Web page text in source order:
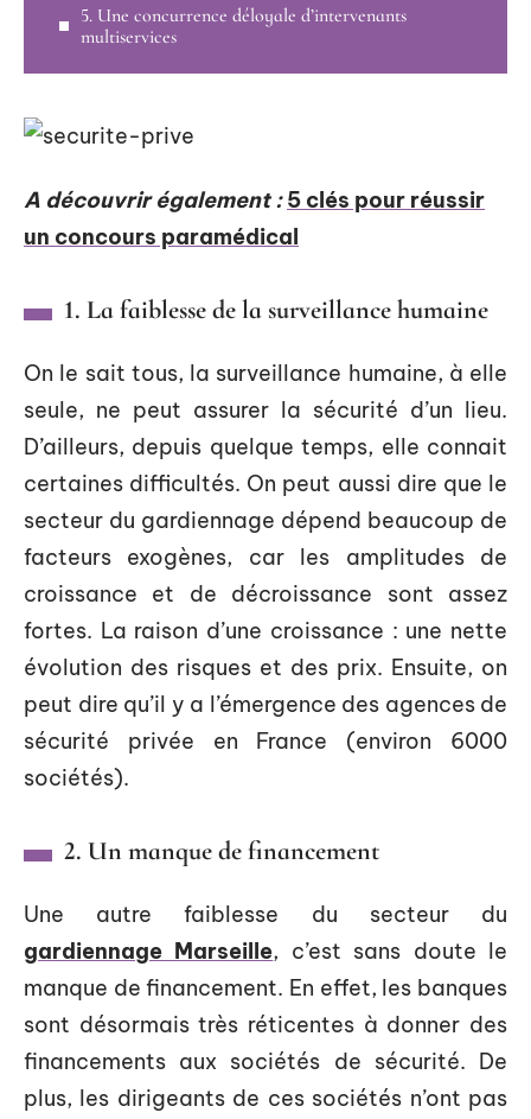
5. Une concurrence déloyale d’intervenants
multiservices
A découvrir également : 5 clés pour réussir
un concours paramédical
1. La faiblesse de la surveillance humaine
On le sait tous, la surveillance humaine, à elle
seule, ne peut assurer la sécurité d’un lieu.
D’ailleurs, depuis quelque temps, elle connait
certaines difficultés. On peut aussi dire que le
secteur du gardiennage dépend beaucoup de
facteurs exogènes, car les amplitudes de
croissance et de décroissance sont assez
fortes. La raison d’une croissance : une nette
évolution des risques et des prix. Ensuite, on
peut dire qu’il y a l’émergence des agences de
sécurité privée en France (environ 6000
sociétés).
2. Un manque de financement
Une autre faiblesse du secteur du
gardiennage Marseille, c’est sans doute le
manque de financement. En effet, les banques
sont désormais très réticentes à donner des
financements aux sociétés de sécurité. De
plus, les dirigeants de ces sociétés n’ont pas